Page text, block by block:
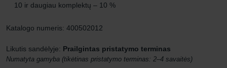
10 ir daugiau komplektų – 10 %
Katalogo numeris: 400502012
Likutis sandėlyje: Prailgintas pristatymo terminas
Numatyta gamyba (tikėtinas pristatymo terminas: 2–4 savaitės)